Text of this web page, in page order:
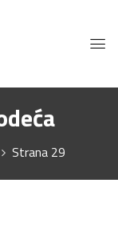
Strana 29